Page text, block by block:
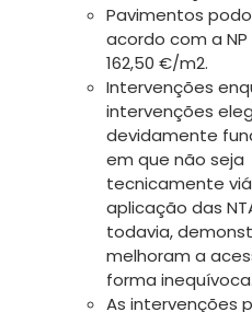
Pavimentos
acordo com a NP
162,50 €/m2.
Intervenções
intervenções
devidamente
em que não seja
tecnicamente
aplicação das
todavia,
melhoram a
forma inequívoca.
As intervenções